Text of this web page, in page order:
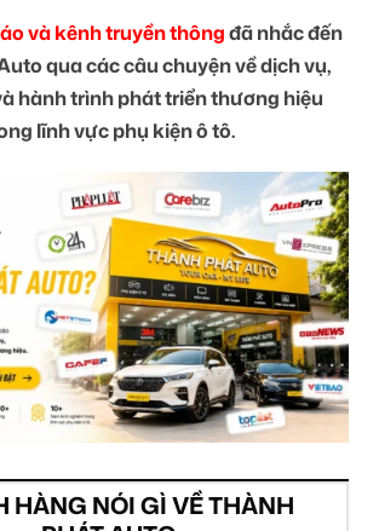
và kênh truyền thôngđã nhắc đến
qua các câu chuyện về dịch vụ,
hành trình phát triển thương hiệu
lĩnh vực phụ kiện ô tô.
HÀNG NÓI GÌ VỀ THÀNH